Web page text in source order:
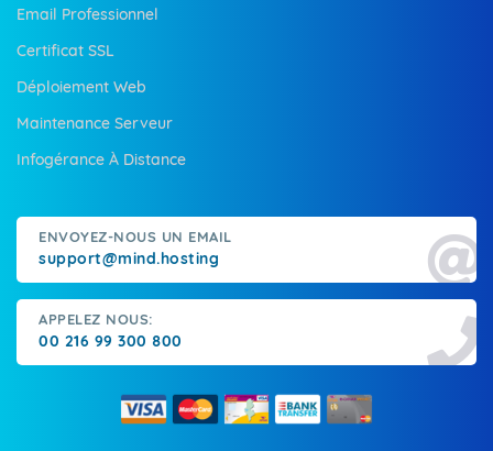
Email Professionnel
Certificat SSL
Déploiement Web
Maintenance Serveur
Infogérance À Distance
ENVOYEZ-NOUS UN EMAIL
support@mind.hosting
APPELEZ NOUS:
00 216 99 300 800